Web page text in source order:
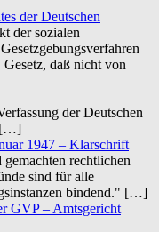
der Deutschen
der sozialen
daß nicht von
der Deutschen
[…]
1947 – Klarschrift
rechtlichen
sind für alle
bindend." […]
GVP – Amtsgericht